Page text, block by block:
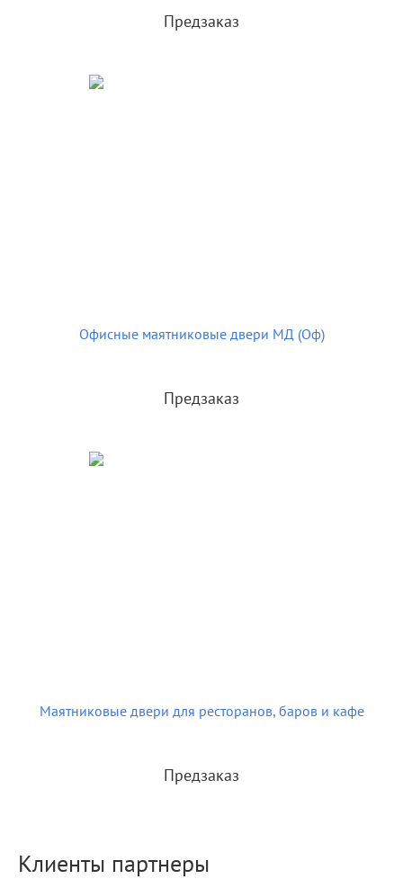
Предзаказ
Офисные маятниковые двери МД (Оф)
Предзаказ
Маятниковые двери для ресторанов, баров и кафе
Предзаказ
Клиенты партнеры